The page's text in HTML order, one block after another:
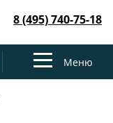
8 (495) 740-75-18
ToggleМеню